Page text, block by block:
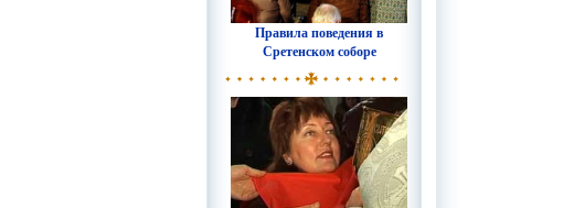
Правила поведения в
Сретенском соборе